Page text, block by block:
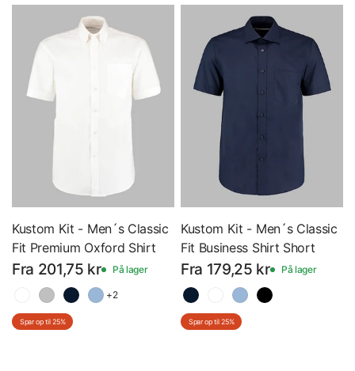
Kustom Kit - Men´s Classic
Fit Premium Oxford Shirt
Short Sleeve - Kortærmet
Skjorte - K109
Fra 201,75 kr På lager
+2
Spar op til 25%
Kustom Kit - Men´s Classic
Fit Business Shirt Short
Sleeve - Kortærmet Skjorte
- K102
Fra 179,25 kr På lager
Spar op til 25%